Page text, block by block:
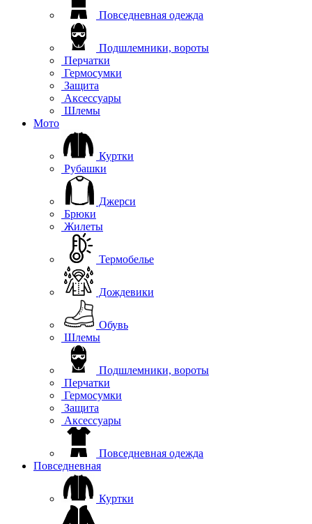
Повседневная одежда
Подшлемники, вороты
Перчатки
Гермосумки
Защита
Аксессуары
Шлемы
Мото
Куртки
Рубашки
Джерси
Брюки
Жилеты
Термобелье
Дождевики
Обувь
Шлемы
Подшлемники, вороты
Перчатки
Гермосумки
Защита
Аксессуары
Повседневная одежда
Повседневная
Куртки